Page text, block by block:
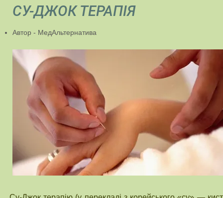
СУ-ДЖОК ТЕРАПІЯ
Автор - МедАльтернатива